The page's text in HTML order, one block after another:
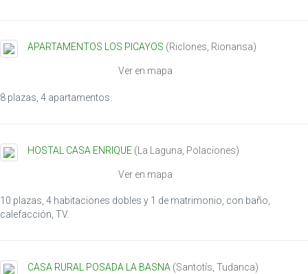
APARTAMENTOS LOS PICAYOS (Riclones Rionansa)
Ver en mapa
8 plazas, 4 apartamentos.
HOSTAL CASA ENRIQUE (La Laguna Polaciones)
Ver en mapa
10 plazas, 4 habitaciones dobles y 1 de matrimonio, con baño,
calefacción, TV.
CASA RURAL POSADA LA BASNA (Santotís Tudanca)